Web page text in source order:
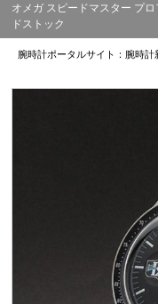
オメガ スピードマスター プ
ドストック
腕時計ポータルサイト：腕時計